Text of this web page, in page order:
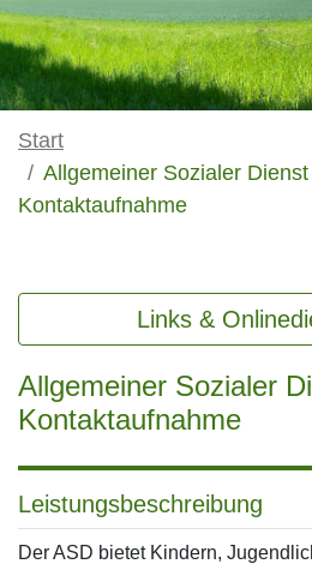
Start
Allgemeiner Sozialer
Kontaktaufnahme
Links &
Allgemeiner Sozialer
Kontaktaufnahme
Leistungsbeschreibung
Der ASD bietet Kindern,